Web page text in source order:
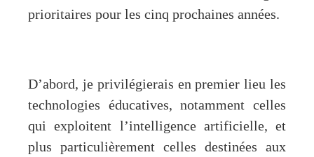
prioritaires pour les cinq prochaines années.
D’abord, je privilégierais en premier lieu les
technologies éducatives, notamment celles
qui exploitent l’intelligence artificielle, et
plus particulièrement celles destinées aux